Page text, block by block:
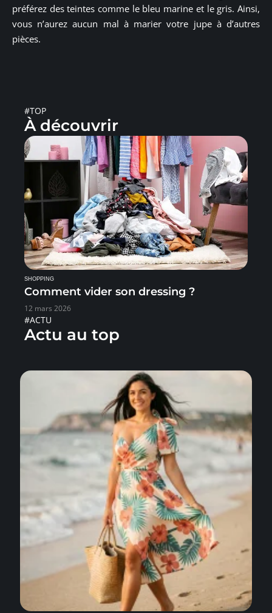
préférez des teintes comme le bleu marine et le gris. Ainsi,
vous n’aurez aucun mal à marier votre jupe à d’autres
pièces.
#TOP
À découvrir
SHOPPING
Comment vider son dressing ?
12 mars 2026
#ACTU
Actu au top